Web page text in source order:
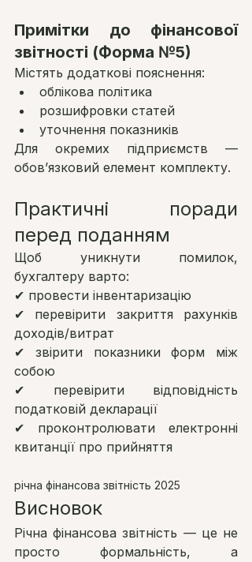
Примітки до фінансової
звітності (Форма №5)
Містять додаткові пояснення:
облікова політика
розшифровки статей
уточнення показників
Для окремих підприємств —
обов’язковий елемент комплекту.
Практичні поради
перед поданням
Щоб уникнути помилок,
бухгалтеру варто:
✔ провести інвентаризацію
✔ перевірити закриття рахунків
доходів/витрат
✔ звірити показники форм між
собою
✔ перевірити відповідність
податковій декларації
✔ проконтролювати електронні
квитанції про прийняття
річна фінансова звітність 2025
Висновок
Річна фінансова звітність — це не
просто формальність, а